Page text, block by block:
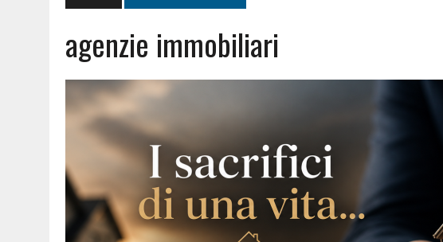
agenzie immobiliari